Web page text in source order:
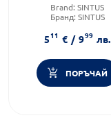
Brand: SINTUS
Бранд: SINTUS
511 € / 999 лв.
ПОРЪЧАЙ